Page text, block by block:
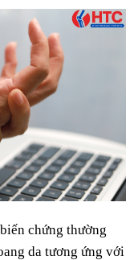
chứng thường
da tương ứng với